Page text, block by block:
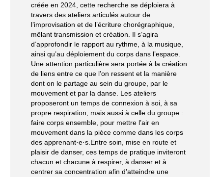
créée en 2024, cette recherche se déploiera à
travers des ateliers articulés autour de
l’improvisation et de l’écriture chorégraphique,
mêlant transmission et création. Il s’agira
d’approfondir le rapport au rythme, à la musique,
ainsi qu’au déploiement du corps dans l’espace.
Une attention particulière sera portée à la création
de liens entre ce que l’on ressent et la manière
dont on le partage au sein du groupe, par le
mouvement et par la danse. Les ateliers
proposeront un temps de connexion à soi, à sa
propre respiration, mais aussi à celle du groupe :
faire corps ensemble, pour mettre l’air en
mouvement dans la pièce comme dans les corps
des apprenant·e·s.Entre soin, mise en route et
plaisir de danser, ces temps de pratique inviteront
chacun et chacune à respirer, à danser et à
centrer sa concentration afin d’atteindre une